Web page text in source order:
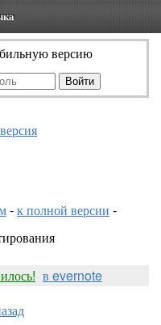
версию
-к полной версии -
в evernote